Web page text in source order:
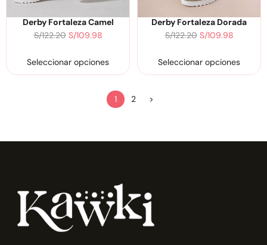
Derby Fortaleza Camel
S/122.20 S/109.98
Seleccionar opciones
Derby Fortaleza Dorada
S/122.20 S/109.98
Seleccionar opciones
1 2 >